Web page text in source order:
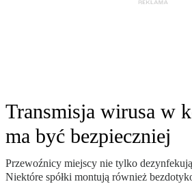
Transmisja wirusa w
ma być bezpieczniej
Przewoźnicy miejscy nie tylko
Niektóre spółki montują również